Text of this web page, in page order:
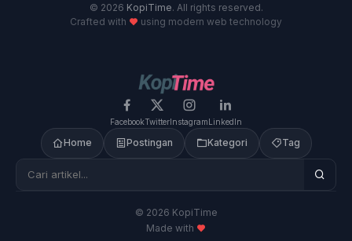
© 2026 KopiTime. All rights reserved.
Crafted with
using modern web technology
FacebookTwitterInstagramLinkedIn
Home Postingan Kategori Tag
© 2026 KopiTime
Made with